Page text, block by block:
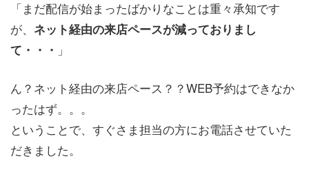
「まだ配信が始まったばかりなことは重々承知です
が、 ネット経由の来店ペースが減っておりまし
て・・・ 」
ん？ネット経由の来店ペース？？WEB予約はできなか
ったはず。。。
ということで、すぐさま担当の方にお電話させていた
だきました。